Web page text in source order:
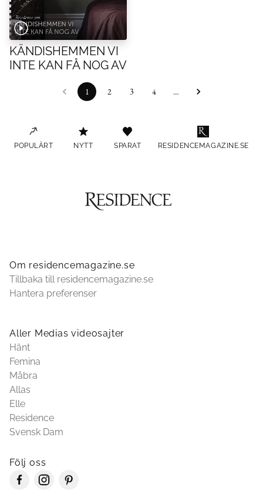
KÄNDISHEMMEN VI
INTE KAN FÅ NOG AV
1 2 3 4 …
POPULÄRT NYTT SPARAT RESIDENCEMAGAZINE.SE
Om residencemagazine.se
Tillbaka till residencemagazine.se
Hantera preferenser
Aller Medias videosajter
Hänt
Femina
Måbra
Allas
Elle
Residence
Svensk Dam
Följ oss